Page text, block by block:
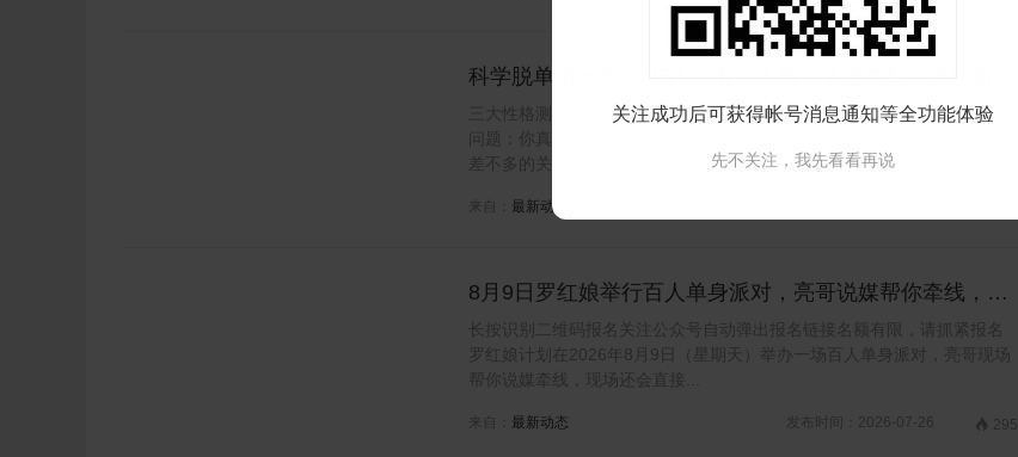
科学脱单第一步：MBTI、五大人格、依恋类型，罗红娘推
出免费性格测评！
三大性格测评→免费使用在感情里跌跌撞撞这么多年，你有没有想过一个
问题：你真的了解自己吗？你是什么性格、适合什么样的人、为什么总在
差不多的关系里重复受伤——这些答...
来自： 最新动态
8月9日罗红娘举行百人单身派对，亮哥说媒帮你牵线，现
场公开400多个会员联系方式，欢迎新老会员报名！
长按识别二维码报名关注公众号自动弹出报名链接名额有限，请抓紧报名
罗红娘计划在2026年8月9日（星期天）举办一场百人单身派对，亮哥现场
帮你说媒牵线，现场还会直接...
来自： 最新动态 发布时间：2026-07-26  295
关注成功后可获得帐号消息通知等全功能体验
先不关注，我先看看再说